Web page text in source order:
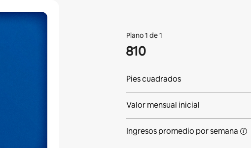
Plano 1 de 1
810
Pies cuadrados
Valor mensual inicial
Ingresos promedio por semana